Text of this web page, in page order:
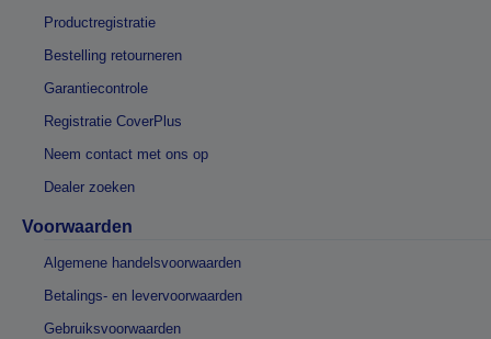
Productregistratie
Bestelling retourneren
Garantiecontrole
Registratie CoverPlus
Neem contact met ons op
Dealer zoeken
Voorwaarden
Algemene handelsvoorwaarden
Betalings- en levervoorwaarden
Gebruiksvoorwaarden